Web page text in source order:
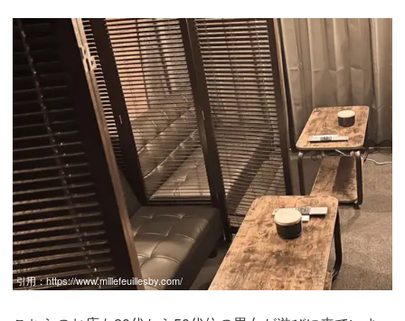
引用：https://www.millefeuillesby.com/